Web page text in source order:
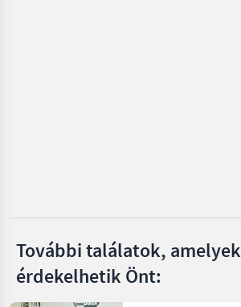
További találatok, amelyek
érdekelhetik Önt: